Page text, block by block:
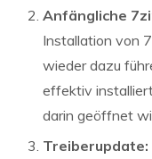
Anfängliche
Installation von
wieder dazu
effektiv
darin geöffnet
Treiberupdate: